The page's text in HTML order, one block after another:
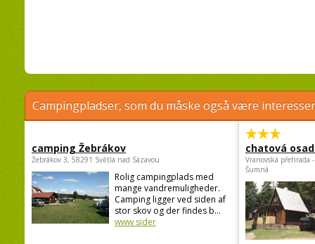
Campingpladser, som du måske også være
camping Žebrákov
Žebrákov 3, 58291 Světlá nad Sázavou
Rolig campingplads med
mange vandremuligheder.
Camping ligger ved siden af
stor skov og der findes b...
www sider
chatová
Vranovská přehrada
Šumná